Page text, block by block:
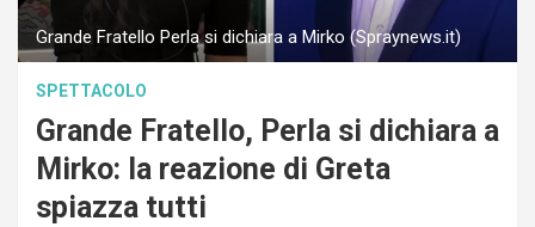
Grande Fratello Perla si dichiara a Mirko (Spraynews.it)
SPETTACOLO
Grande Fratello, Perla si dichiara a
Mirko: la reazione di Greta
spiazza tutti